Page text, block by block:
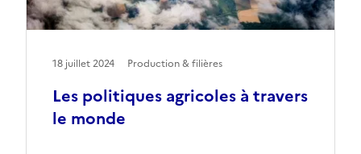
Les politiques agricoles à travers
le monde
18 juillet 2024 Production & filières